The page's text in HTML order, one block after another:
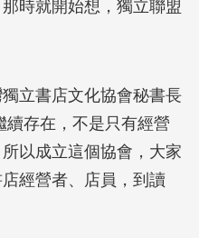
時就開始想，獨立聯盟
立書店文化協會秘書長
續存在，不是只有經營
以成立這個協會，大家
經營者、店員，到讀